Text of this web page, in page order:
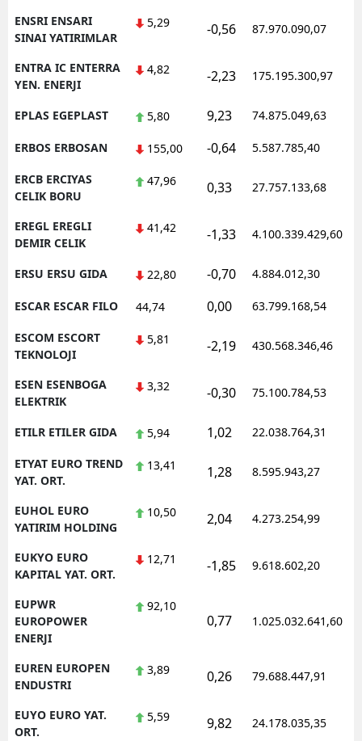
ENSRI ENSARI
SINAI YATIRIMLAR
5,29 -0,56 87.970.090,07
ENTRA IC ENTERRA
YEN. ENERJI
4,82 -2,23 175.195.300,97
EPLAS EGEPLAST 5,80 9,23 74.875.049,63
ERBOS ERBOSAN 155,00 -0,64 5.587.785,40
ERCB ERCIYAS
CELIK BORU
47,96 0,33 27.757.133,68
EREGL EREGLI
DEMIR CELIK
41,42 -1,33 4.100.339.429,60
ERSU ERSU GIDA 22,80 -0,70 4.884.012,30
ESCAR ESCAR FILO 44,74 0,00 63.799.168,54
ESCOM ESCORT
TEKNOLOJI
5,81 -2,19 430.568.346,46
ESEN ESENBOGA
ELEKTRIK
3,32 -0,30 75.100.784,53
ETILR ETILER GIDA 5,94 1,02 22.038.764,31
ETYAT EURO TREND
YAT. ORT.
13,41 1,28 8.595.943,27
EUHOL EURO
YATIRIM HOLDING
10,50 2,04 4.273.254,99
EUKYO EURO
KAPITAL YAT. ORT.
12,71 -1,85 9.618.602,20
EUPWR
EUROPOWER
ENERJI
92,10
0,77 1.025.032.641,60
EUREN EUROPEN
ENDUSTRI
3,89 0,26 79.688.447,91
EUYO EURO YAT.
ORT.
5,59 9,82 24.178.035,35